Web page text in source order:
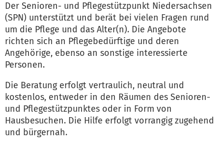
Der Senioren- und Pflegestützpunkt Niedersachsen
(SPN) unterstützt und berät bei vielen Fragen rund
um die Pflege und das Alter(n). Die Angebote
richten sich an Pflegebedürftige und deren
Angehörige, ebenso an sonstige interessierte
Personen.
Die Beratung erfolgt vertraulich, neutral und
kostenlos, entweder in den Räumen des Senioren-
und Pflegestützpunktes oder in Form von
Hausbesuchen. Die Hilfe erfolgt vorrangig zugehend
und bürgernah.